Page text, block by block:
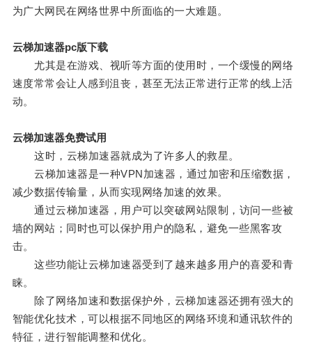
为广大网民在网络世界中所面临的一大难题。
云梯加速器pc版下载
尤其是在游戏、视听等方面的使用时，一个缓慢的网络
速度常常会让人感到沮丧，甚至无法正常进行正常的线上活
动。
云梯加速器免费试用
这时，云梯加速器就成为了许多人的救星。
云梯加速器是一种VPN加速器，通过加密和压缩数据，
减少数据传输量，从而实现网络加速的效果。
通过云梯加速器，用户可以突破网站限制，访问一些被
墙的网站；同时也可以保护用户的隐私，避免一些黑客攻
击。
这些功能让云梯加速器受到了越来越多用户的喜爱和青
睐。
除了网络加速和数据保护外，云梯加速器还拥有强大的
智能优化技术，可以根据不同地区的网络环境和通讯软件的
特征，进行智能调整和优化。